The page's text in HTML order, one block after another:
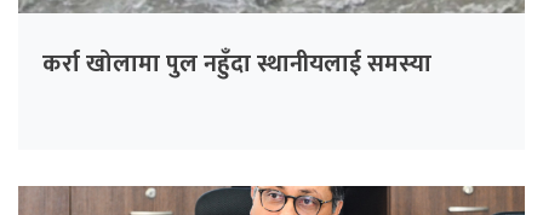
कर्रा खोलामा पुल नहुँदा स्थानीयलाई समस्या